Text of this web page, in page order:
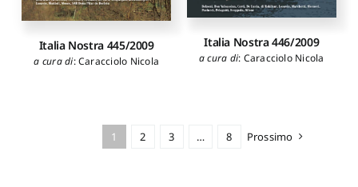
Italia Nostra 445/2009
a cura di:Caracciolo Nicola
Italia Nostra 446/2009
a cura di: Caracciolo Nicola
1 2 3 … 8 Prossimo